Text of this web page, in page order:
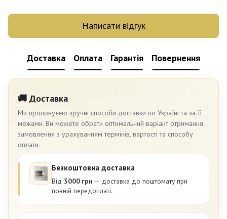
Написати відгук
Доставка Оплата Гарантія Повернення
🚚 Доставка
Ми пропонуємо зручні способи доставки по Україні та за її
межами. Ви можете обрати оптимальний варіант отримання
замовлення з урахуванням термінів, вартості та способу
оплати.
Безкоштовна доставка
Від 3000 грн — доставка до поштомату при
повній передоплаті.